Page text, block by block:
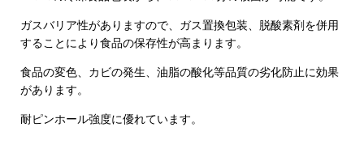
ガスバリア性がありますので、ガス置換包装、脱酸素剤を併用
することにより食品の保存性が高まります。
食品の変色、カビの発生、油脂の酸化等品質の劣化防止に効果
があります。
耐ピンホール強度に優れています。